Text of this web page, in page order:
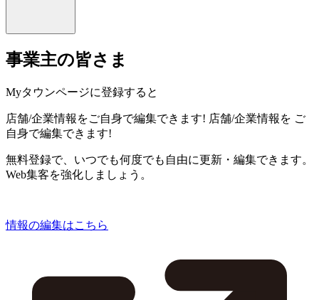
事業主の皆さま
Myタウンページに登録すると
店舗/企業情報をご自身で編集できます! 店舗/企業情報を ご
自身で編集できます!
無料登録で、いつでも何度でも自由に更新・編集できます。
Web集客を強化しましょう。
情報の編集はこちら